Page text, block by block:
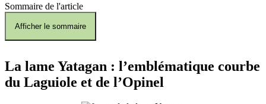
Sommaire de l'article
Afficher le sommaire
La lame Yatagan : l’emblématique courbe
du Laguiole et de l’Opinel